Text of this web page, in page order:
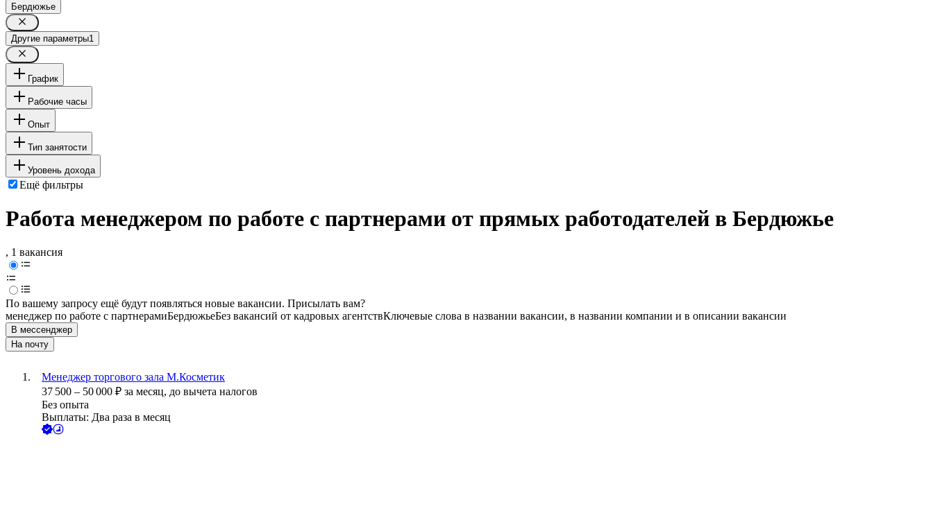
Бердюжье
Другие параметры1
График
Рабочие часы
Опыт
Тип занятости
Уровень дохода
Ещё фильтры
Работа менеджером по работе с партнерами от прямых работодателей в Бердюжье
, 1 вакансия
По вашему запросу ещё будут появляться новые вакансии. Присылать вам?
менеджер по работе с партнерамиБердюжьеБез вакансий от кадровых агентствКлючевые слова в названии вакансии, в названии компании и в описании вакансии
В мессенджер
На почту
Менеджер торгового зала М.Косметик
37 500 – 50 000 ₽ за месяц, до вычета налогов
Без опыта
Выплаты: Два раза в месяц